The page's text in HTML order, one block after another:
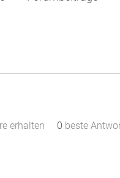
erhalten 0 beste